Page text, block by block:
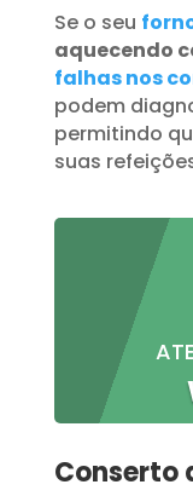
Se o seu
aquecendo
falhas nos
podem
permitindo
suas
Conserto